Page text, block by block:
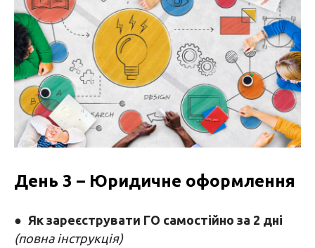
День 3 – Юридичне оформлення
● Як зареєструвати ГО самостійно за 2 дні
(повна інструкція)